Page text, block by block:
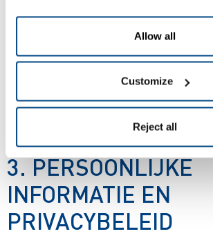
Allow all
Customize
Reject all
andere soorten informatie.
De Gebruiker is volledig zelf
beoordelen van de correctheid,
van alle meningen, adviezen, diensten,
en ander soorten gegevens die via de
algemeen op het internet worden verstrekt.
3. PERSOONLIJKE
INFORMATIE EN
PRIVACYBELEID